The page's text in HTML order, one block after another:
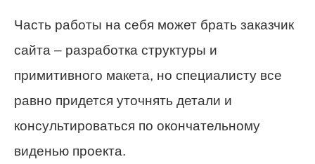
Часть работы на себя может брать заказчик
сайта – разработка структуры и
примитивного макета, но специалисту все
равно придется уточнять детали и
консультироваться по окончательному
виденью проекта.